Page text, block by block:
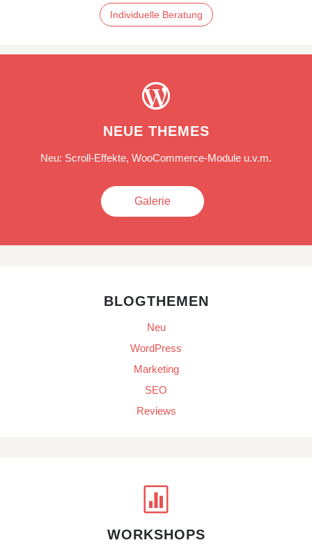
Individuelle Beratung

NEUE THEMES
Neu: Scroll-Effekte, WooCommerce-Module u.v.m.
Galerie
BLOGTHEMEN
Neu
WordPress
Marketing
SEO
Reviews

WORKSHOPS